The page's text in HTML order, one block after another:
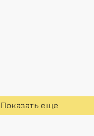
Показать еще